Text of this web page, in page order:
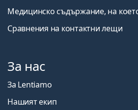
Медицинско съдържание, на
Сравнения на контактни лещи
За нас
За Lentiamo
Нашият екип